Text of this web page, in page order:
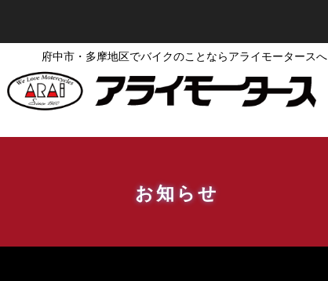
府中市・多摩地区でバイクのことならアライモータースへ
お知らせ